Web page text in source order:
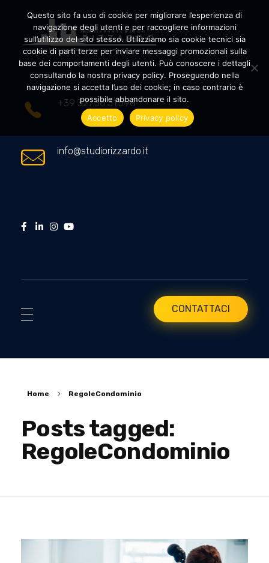
Amministrazioni Rizzardo
+39 327.36.31.598
info@studiorizzardo.it
CONTATTACI
Home RegoleCondominio
Posts tagged:
RegoleCondominio
Questo sito fa uso di cookie per migliorare l’esperienza di
navigazione degli utenti e per raccogliere informazioni
sull’utilizzo del sito stesso. Utilizziamo sia cookie tecnici sia
cookie di parti terze per inviare messaggi promozionali sulla
base dei comportamenti degli utenti. Può conoscere i dettagli
consultando la nostra privacy policy. Proseguendo nella
navigazione si accetta l’uso dei cookie; in caso contrario è
possibile abbandonare il sito.
Accetto
Privacy policy